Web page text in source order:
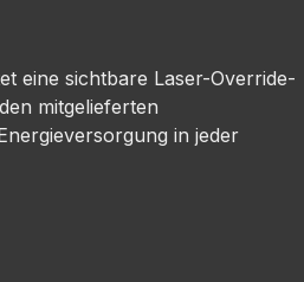
eine sichtbare Laser-Override-
mitgelieferten
in jeder